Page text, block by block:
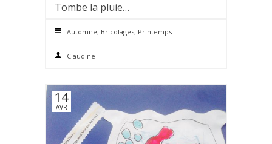
Tombe la pluie…
Automne, Bricolages, Printemps
Claudine
14
AVR